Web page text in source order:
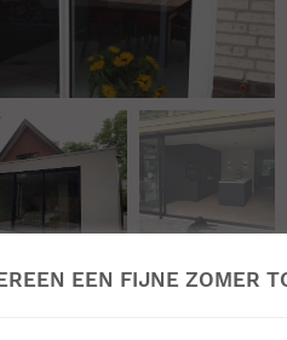
EEN FIJNE ZOMER